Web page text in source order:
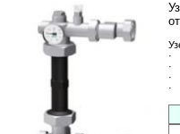
·
·
·
·